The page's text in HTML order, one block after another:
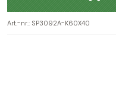
Art.-nr.: SP3092A-K60X40